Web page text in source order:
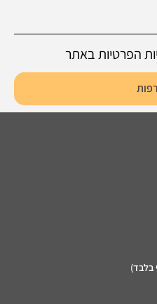
הפרטיות באתר